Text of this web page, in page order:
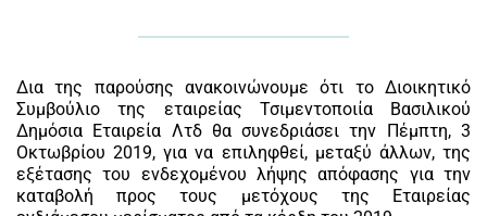
Δια της παρούσης ανακοινώνουμε ότι το Διοικητικό
Συμβούλιο της εταιρείας Τσιμεντοποιία Βασιλικού
Δημόσια Εταιρεία Λτδ θα συνεδριάσει την Πέμπτη, 3
Οκτωβρίου 2019, για να επιληφθεί, μεταξύ άλλων, της
εξέτασης του ενδεχομένου λήψης απόφασης για την
καταβολή προς τους μετόχους της Εταιρείας